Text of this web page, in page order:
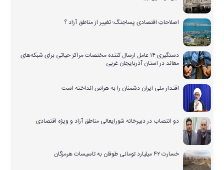
اصلاحاتِ اقتصادی پساجنگ؛ تغییر از مناطق آزاد ؟
دستگیری ۱۴ عامل ارسال کننده مختصات مراکز حیاتی برای شبکه‌های
معاند در استان آذربایجان غربی
اقتدار ملی ایران دشمنان را به هراس انداخته است
دو انتصاب در دبیرخانه شورایعالی مناطق آزاد و ویژه اقتصادی
خسارت ۴۲ میلیارد تومانی طوفان به تاسیسات هرمزگان